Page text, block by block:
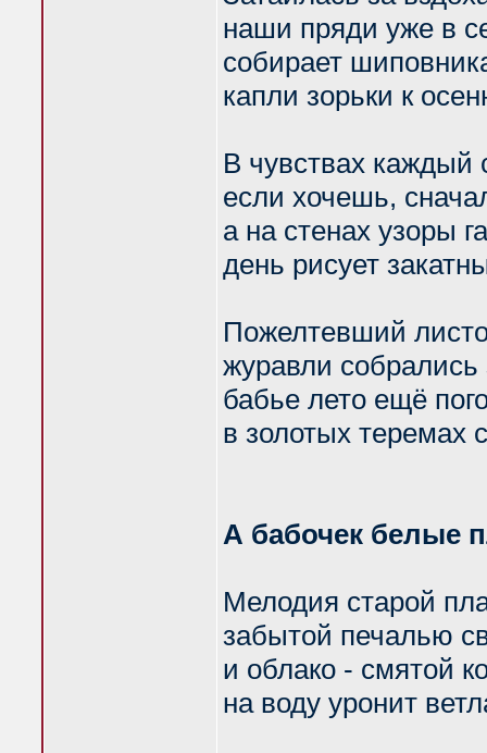
наши пряди уже в
собирает
капли зорьки к
В чувствах каждый
если хочешь,
а на стенах узоры
день рисует
Пожелтевший
журавли собрались
бабье лето ещё
в золотых теремах
А бабочек белые
Мелодия старой
забытой печалью
и облако - смятой
на воду уронит